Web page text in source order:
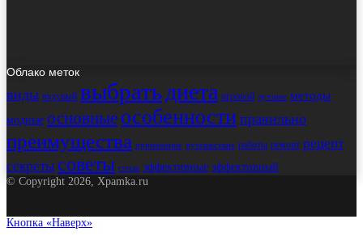
Облако меток
виды вкусный выбратьдиета игровой лучшие методы
модные основные особенности правильно
преимущества применение путешествие работы ремонт рецепт
секреты советы стиль эффективные эффективный
© Copyright 2026, Xpamka.ru
Кнопка «Наверх»